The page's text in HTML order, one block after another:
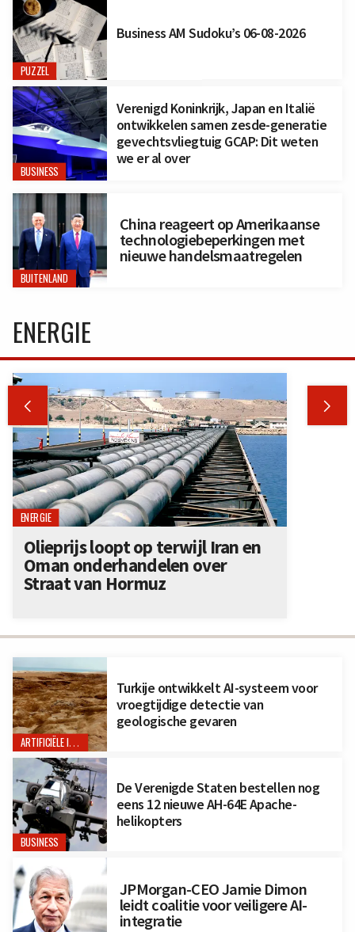
PUZZEL
Business AM Sudoku’s 06-08-2026
BUSINESS
Verenigd Koninkrijk, Japan en Italië
ontwikkelen samen zesde-generatie
gevechtsvliegtuig GCAP: Dit weten
we er al over
BUITENLAND
China reageert op Amerikaanse
technologiebeperkingen met
nieuwe handelsmaatregelen
ARTIFICIËLE INTELLIGENTIE
Turkije ontwikkelt AI-systeem voor
vroegtijdige detectie van
geologische gevaren
BUSINESS
De Verenigde Staten bestellen nog
eens 12 nieuwe AH-64E Apache-
helikopters
JPMorgan-CEO Jamie Dimon
leidt coalitie voor veiligere AI-
integratie
ENERGIE
 
ENERGIE
Olieprijs loopt op terwijl Iran en
Oman onderhandelen over
Straat van Hormuz